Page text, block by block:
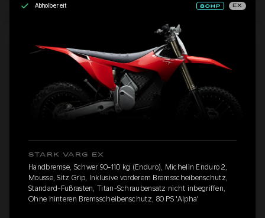
Abholbereit EX
STARK VARG EX
Handbremse, Schwer 90-110 kg (Enduro), Michelin Enduro 2,
Mousse, Sitz Grip, Inklusive vorderem Bremsscheibenschutz,
Standard-Fußrasten, Titan-Schraubensatz nicht inbegriffen,
Ohne hinteren Bremsscheibenschutz, 80 PS 'Alpha'